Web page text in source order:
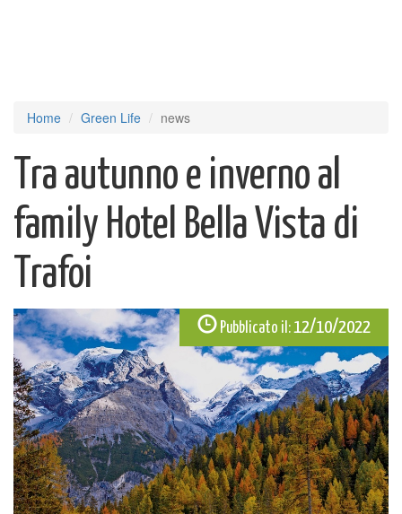
Home Green Life news
Tra autunno e inverno al
family Hotel Bella Vista di
Trafoi
Pubblicato il:12/10/2022